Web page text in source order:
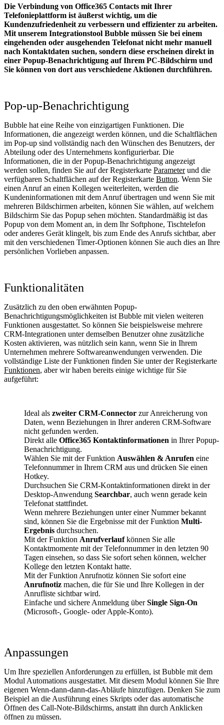
Die Verbindung von Office365 Contacts mit Ihrer
Telefonieplattform ist äußerst wichtig, um die
Kundenzufriedenheit zu verbessern und effizienter zu arbeiten.
Mit unserem Integrationstool Bubble müssen Sie bei einem
eingehenden oder ausgehenden Telefonat nicht mehr manuell
nach Kontaktdaten suchen, sondern diese erscheinen direkt in
einer Popup-Benachrichtigung auf Ihrem PC-Bildschirm und
Sie können von dort aus verschiedene Aktionen durchführen.
Pop-up-Benachrichtigung
Bubble hat eine Reihe von einzigartigen Funktionen. Die
Informationen, die angezeigt werden können, und die Schaltflächen
im Pop-up sind vollständig nach den Wünschen des Benutzers, der
Abteilung oder des Unternehmens konfigurierbar. Die
Informationen, die in der Popup-Benachrichtigung angezeigt
werden sollen, finden Sie auf der Registerkarte Parameterund die
verfügbaren Schaltflächen auf der Registerkarte Button. Wenn Sie
einen Anruf an einen Kollegen weiterleiten, werden die
Kundeninformationen mit dem Anruf übertragen und wenn Sie mit
mehreren Bildschirmen arbeiten, können Sie wählen, auf welchem
Bildschirm Sie das Popup sehen möchten. Standardmäßig ist das
Popup von dem Moment an, in dem Ihr Softphone, Tischtelefon
oder anderes Gerät klingelt, bis zum Ende des Anrufs sichtbar, aber
mit den verschiedenen Timer-Optionen können Sie auch dies an Ihre
persönlichen Vorlieben anpassen.
Funktionalitäten
Zusätzlich zu den oben erwähnten Popup-
Benachrichtigungsmöglichkeiten ist Bubble mit vielen weiteren
Funktionen ausgestattet. So können Sie beispielsweise mehrere
CRM-Integrationen unter demselben Benutzer ohne zusätzliche
Kosten aktivieren, was nützlich sein kann, wenn Sie in Ihrem
Unternehmen mehrere Softwareanwendungen verwenden. Die
vollständige Liste der Funktionen finden Sie unter der Registerkarte
Funktionen, aber wir haben bereits einige wichtige für Sie
aufgeführt:
Ideal als zweiter CRM-Connector zur Anreicherung von
Daten, wenn Beziehungen in Ihrer anderen CRM-Software
nicht gefunden werden.
Direkt alle Office365 Kontaktinformationen in Ihrer Popup-
Benachrichtigung.
Wählen Sie mit der Funktion Auswählen & Anrufen eine
Telefonnummer in Ihrem CRM aus und drücken Sie einen
Hotkey.
Durchsuchen Sie CRM-Kontaktinformationen direkt in der
Desktop-Anwendung Searchbar, auch wenn gerade kein
Telefonat stattfindet.
Wenn mehrere Beziehungen unter einer Nummer bekannt
sind, können Sie die Ergebnisse mit der Funktion Multi-
Ergebnis durchsuchen.
Mit der Funktion Anrufverlaufkönnen Sie alle
Kontaktmomente mit der Telefonnummer in den letzten 90
Tagen einsehen, so dass Sie sofort sehen können, welcher
Kollege den letzten Kontakt hatte.
Mit der Funktion Anrufnotiz können Sie sofort eine
Anrufnotiz machen, die für Sie und Ihre Kollegen in der
Anrufliste sichtbar wird.
Einfache und sichere Anmeldung überSingle Sign-On
(Microsoft-, Google- oder Apple-Konto).
Anpassungen
Um Ihre speziellen Anforderungen zu erfüllen, ist Bubble mit dem
Modul Automations ausgestattet. Mit diesem Modul können Sie Ihre
eigenen Wenn-dann-dann-das-Abläufe hinzufügen. Denken Sie zum
Beispiel an die Ausführung eines Skripts oder das automatische
Öffnen des Call-Note-Bildschirms, anstatt ihn durch Anklicken
öffnen zu müssen.